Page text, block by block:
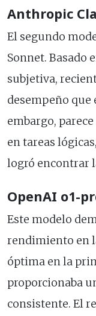
Anthropic
El segundo
Sonnet. Basado
subjetiva,
desempeño que
embargo,
en tareas
logró encontrar
OpenAI o1-
Este modelo
rendimiento en
óptima en la
proporcionaba
consistente. El